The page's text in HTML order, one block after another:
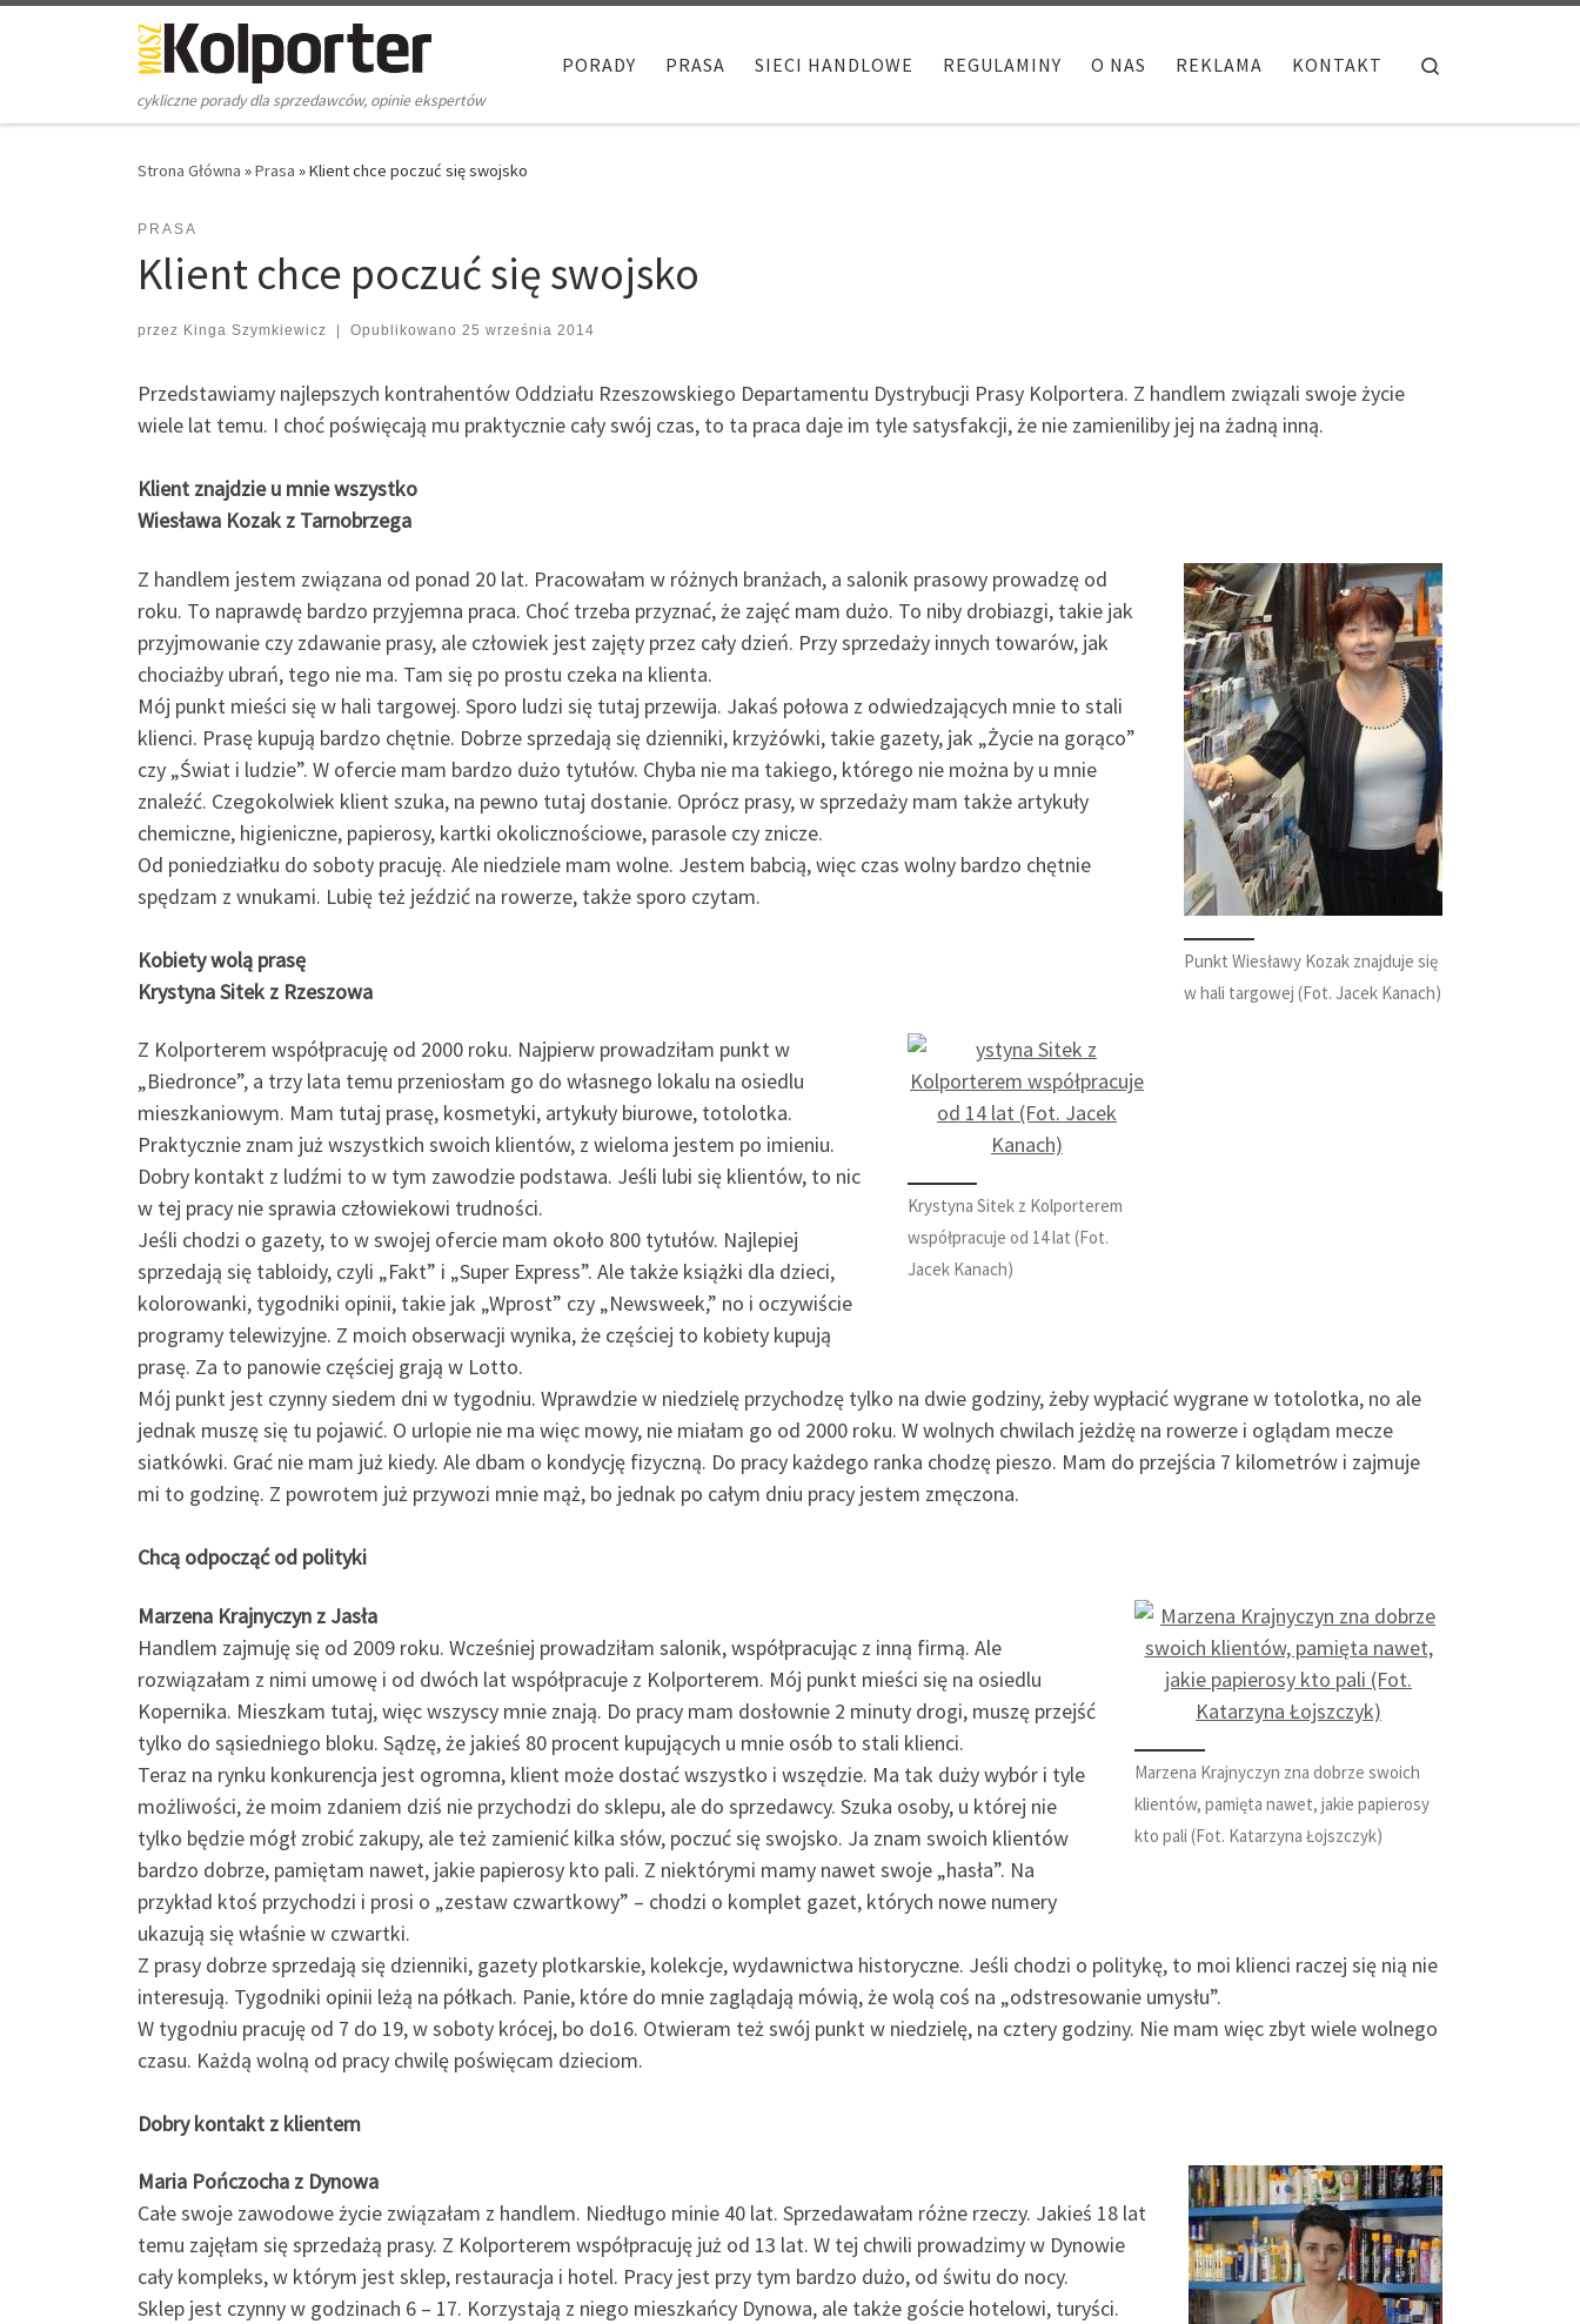
Skip to content
cykliczne porady dla sprzedawców, opinie ekspertów
PORADY PRASA SIECI HANDLOWE REGULAMINY O NAS REKLAMA KONTAKT
Strona Główna »Prasa »Klient chce poczuć się swojsko
PRASA
Klient chce poczuć się swojsko
przez Kinga Szymkiewicz Opublikowano 25 września 2014
Przedstawiamy najlepszych kontrahentów Oddziału Rzeszowskiego Departamentu Dystrybucji Prasy Kolportera. Z handlem związali swoje życie
wiele lat temu. I choć poświęcają mu praktycznie cały swój czas, to ta praca daje im tyle satysfakcji, że nie zamieniliby jej na żadną inną.
Klient znajdzie u mnie wszystko
Wiesława Kozak z Tarnobrzega
Punkt Wiesławy Kozak znajduje się
w hali targowej (Fot. Jacek Kanach)
Z handlem jestem związana od ponad 20 lat. Pracowałam w różnych branżach, a salonik prasowy prowadzę od
roku. To naprawdę bardzo przyjemna praca. Choć trzeba przyznać, że zajęć mam dużo. To niby drobiazgi, takie jak
przyjmowanie czy zdawanie prasy, ale człowiek jest zajęty przez cały dzień. Przy sprzedaży innych towarów, jak
chociażby ubrań, tego nie ma. Tam się po prostu czeka na klienta.
Mój punkt mieści się w hali targowej. Sporo ludzi się tutaj przewija. Jakaś połowa z odwiedzających mnie to stali
klienci. Prasę kupują bardzo chętnie. Dobrze sprzedają się dzienniki, krzyżówki, takie gazety, jak „Życie na gorąco”
czy „Świat i ludzie”. W ofercie mam bardzo dużo tytułów. Chyba nie ma takiego, którego nie można by u mnie
znaleźć. Czegokolwiek klient szuka, na pewno tutaj dostanie. Oprócz prasy, w sprzedaży mam także artykuły
chemiczne, higieniczne, papierosy, kartki okolicznościowe, parasole czy znicze.
Od poniedziałku do soboty pracuję. Ale niedziele mam wolne. Jestem babcią, więc czas wolny bardzo chętnie
spędzam z wnukami. Lubię też jeździć na rowerze, także sporo czytam.
Kobiety wolą prasę
Krystyna Sitek z Rzeszowa
Krystyna Sitek z Kolporterem
współpracuje od 14 lat (Fot.
Jacek Kanach)
Z Kolporterem współpracuję od 2000 roku. Najpierw prowadziłam punkt w
„Biedronce”, a trzy lata temu przeniosłam go do własnego lokalu na osiedlu
mieszkaniowym. Mam tutaj prasę, kosmetyki, artykuły biurowe, totolotka.
Praktycznie znam już wszystkich swoich klientów, z wieloma jestem po imieniu.
Dobry kontakt z ludźmi to w tym zawodzie podstawa. Jeśli lubi się klientów, to nic
w tej pracy nie sprawia człowiekowi trudności.
Jeśli chodzi o gazety, to w swojej ofercie mam około 800 tytułów. Najlepiej
sprzedają się tabloidy, czyli „Fakt” i „Super Express”. Ale także książki dla dzieci,
kolorowanki, tygodniki opinii, takie jak „Wprost” czy „Newsweek,” no i oczywiście
programy telewizyjne. Z moich obserwacji wynika, że częściej to kobiety kupują
prasę. Za to panowie częściej grają w Lotto.
Mój punkt jest czynny siedem dni w tygodniu. Wprawdzie w niedzielę przychodzę tylko na dwie godziny, żeby wypłacić wygrane w totolotka, no ale
jednak muszę się tu pojawić. O urlopie nie ma więc mowy, nie miałam go od 2000 roku. W wolnych chwilach jeżdżę na rowerze i oglądam mecze
siatkówki. Grać nie mam już kiedy. Ale dbam o kondycję fizyczną. Do pracy każdego ranka chodzę pieszo. Mam do przejścia 7 kilometrów i zajmuje
mi to godzinę. Z powrotem już przywozi mnie mąż, bo jednak po całym dniu pracy jestem zmęczona.
Chcą odpocząć od polityki
Marzena Krajnyczyn zna dobrze swoich
klientów, pamięta nawet, jakie papierosy
kto pali (Fot. Katarzyna Łojszczyk)
Marzena Krajnyczyn z Jasła
Handlem zajmuję się od 2009 roku. Wcześniej prowadziłam salonik, współpracując z inną firmą. Ale
rozwiązałam z nimi umowę i od dwóch lat współpracuje z Kolporterem. Mój punkt mieści się na osiedlu
Kopernika. Mieszkam tutaj, więc wszyscy mnie znają. Do pracy mam dosłownie 2 minuty drogi, muszę przejść
tylko do sąsiedniego bloku. Sądzę, że jakieś 80 procent kupujących u mnie osób to stali klienci.
Teraz na rynku konkurencja jest ogromna, klient może dostać wszystko i wszędzie. Ma tak duży wybór i tyle
możliwości, że moim zdaniem dziś nie przychodzi do sklepu, ale do sprzedawcy. Szuka osoby, u której nie
tylko będzie mógł zrobić zakupy, ale też zamienić kilka słów, poczuć się swojsko. Ja znam swoich klientów
bardzo dobrze, pamiętam nawet, jakie papierosy kto pali. Z niektórymi mamy nawet swoje „hasła”. Na
przykład ktoś przychodzi i prosi o „zestaw czwartkowy” – chodzi o komplet gazet, których nowe numery
ukazują się właśnie w czwartki.
Z prasy dobrze sprzedają się dzienniki, gazety plotkarskie, kolekcje, wydawnictwa historyczne. Jeśli chodzi o politykę, to moi klienci raczej się nią nie
interesują. Tygodniki opinii leżą na półkach. Panie, które do mnie zaglądają mówią, że wolą coś na „odstresowanie umysłu”.
W tygodniu pracuję od 7 do 19, w soboty krócej, bo do16. Otwieram też swój punkt w niedzielę, na cztery godziny. Nie mam więc zbyt wiele wolnego
czasu. Każdą wolną od pracy chwilę poświęcam dzieciom.
Dobry kontakt z klientem
Maria Pończocha z Dynowa
Całe swoje zawodowe życie związałam z handlem. Niedługo minie 40 lat. Sprzedawałam różne rzeczy. Jakieś 18 lat
temu zajęłam się sprzedażą prasy. Z Kolporterem współpracuję już od 13 lat. W tej chwili prowadzimy w Dynowie
cały kompleks, w którym jest sklep, restauracja i hotel. Pracy jest przy tym bardzo dużo, od świtu do nocy.
Sklep jest czynny w godzinach 6 – 17. Korzystają z niego mieszkańcy Dynowa, ale także goście hotelowi, turyści.